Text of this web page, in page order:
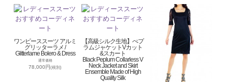
ワンピーススーツ アルミ
グリッターラメ /
Glitterlame Bolero & Dress
通常価格
78,000円(税別)
【高級シルク生地】ぺプ
ラムジャケットVカット
&スカート
Black Peplum Collarless V
Neck Jacket and Skirt
Ensemble Made of High
Quality Silk